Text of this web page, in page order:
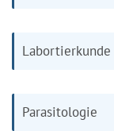
Labortierkunde
Parasitologie